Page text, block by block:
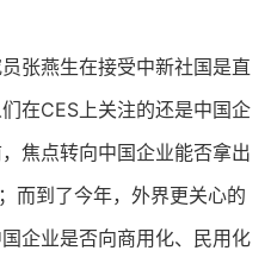
燕生在接受中新社国是直
在CES上关注的还是中国企
焦点转向中国企业能否拿出
而到了今年，外界更关心的
企业是否向商用化、民用化